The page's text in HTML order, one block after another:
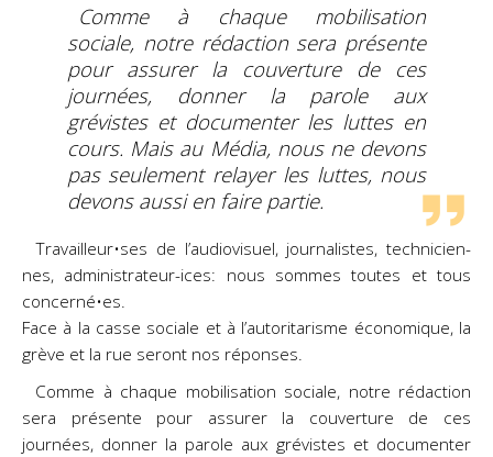
Comme à chaque mobilisation
sociale, notre rédaction sera présente
pour assurer la couverture de ces
journées, donner la parole aux
grévistes et documenter les luttes en
cours. Mais au Média, nous ne devons
pas seulement relayer les luttes, nous
devons aussi en faire partie.
Travailleur•ses de l’audiovisuel, journalistes, technicien-
nes, administrateur-ices: nous sommes toutes et tous
concerné•es.
Face à la casse sociale et à l’autoritarisme économique, la
grève et la rue seront nos réponses.
Comme à chaque mobilisation sociale, notre rédaction
sera présente pour assurer la couverture de ces
journées, donner la parole aux grévistes et documenter